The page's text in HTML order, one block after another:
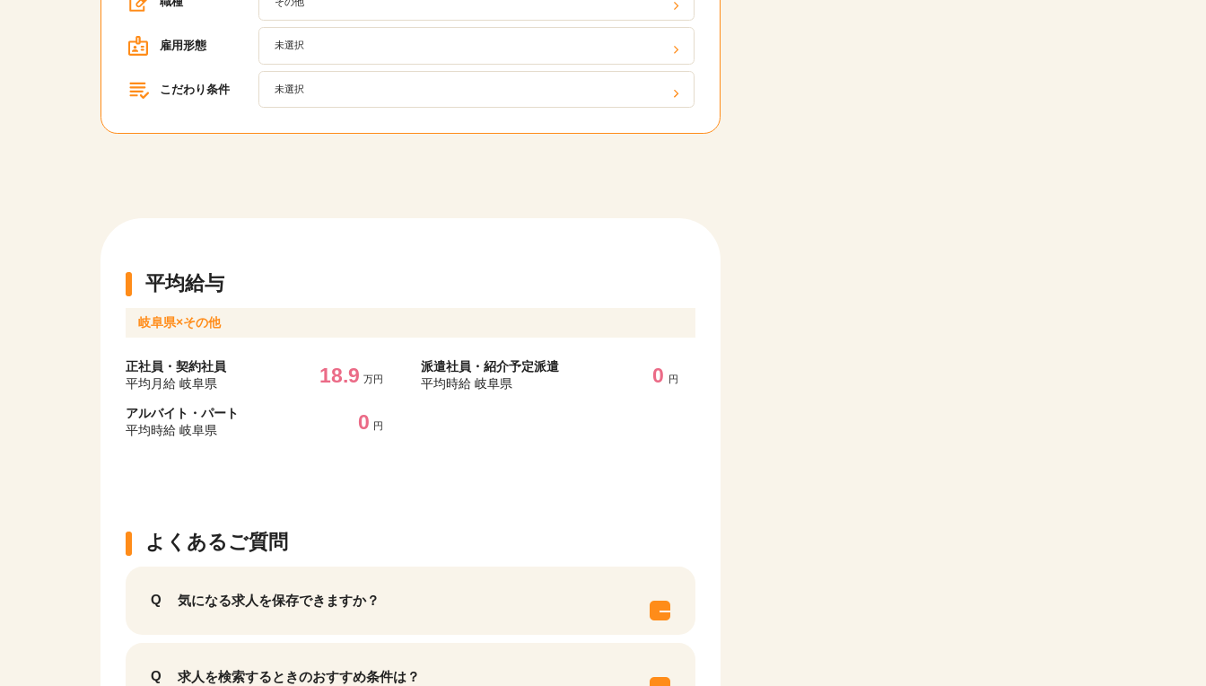
雇用形態 未選択
こだわり条件 未選択
平均給与
岐阜県×その他
正社員・契約社員
平均月給 岐阜県
18.9 万円
派遣社員・紹介予定派遣
平均時給 岐阜県
0 円
アルバイト・パート
平均時給 岐阜県
0 円
よくあるご質問
気になる求人を保存できますか？
求人を検索するときのおすすめ条件は？